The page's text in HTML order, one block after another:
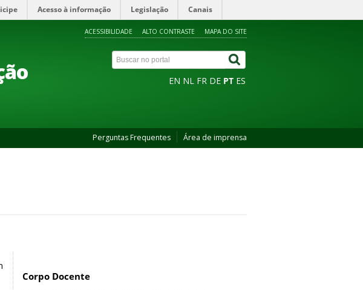
Acesso à informação Legislação Canais
ACESSIBILIDADE ALTO CONTRASTE MAPA DO SITE
EN NL FR DE PT ES
Perguntas Frequentes Área de imprensa
Corpo Docente